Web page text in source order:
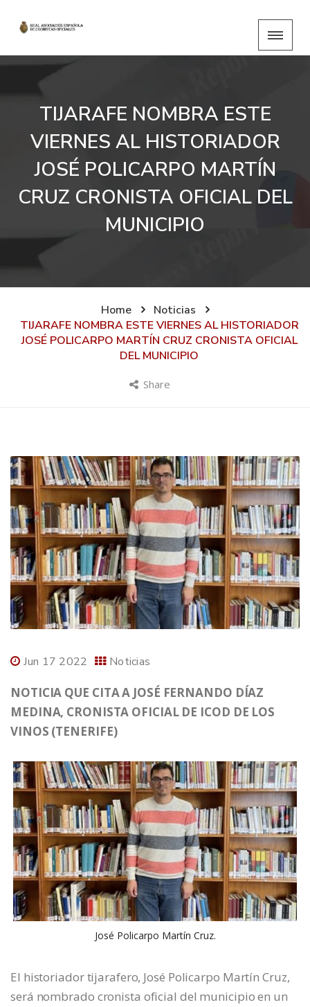
TIJARAFE NOMBRA ESTE
VIERNES AL HISTORIADOR
JOSÉ POLICARPO MARTÍN
CRUZ CRONISTA OFICIAL DEL
MUNICIPIO
Home
Noticias
TIJARAFE NOMBRA ESTE VIERNES AL HISTORIADOR
JOSÉ POLICARPO MARTÍN CRUZ CRONISTA OFICIAL
DEL MUNICIPIO
Share
Jun 17 2022 Noticias
NOTICIA QUE CITA A JOSÉ FERNANDO DÍAZ
MEDINA, CRONISTA OFICIAL DE ICOD DE LOS
VINOS (TENERIFE)
José Policarpo Martín Cruz.
El historiador tijarafero, José Policarpo Martín Cruz,
será nombrado cronista oficial del municipio en un